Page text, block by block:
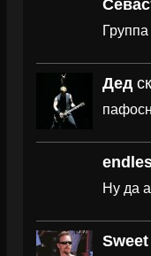
Дед
Ну да